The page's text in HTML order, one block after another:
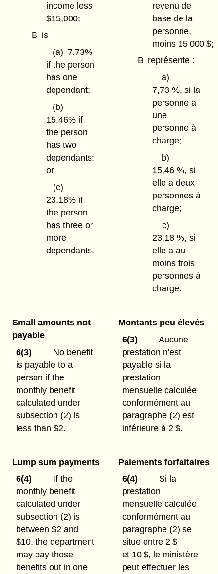
income less
$15,000;
B is
(a) 7.73%
if the person
has one
dependant;
(b)
15.46% if
the person
has two
dependants;
or
(c)
23.18% if
the person
has three or
more
dependants.
revenu de
base de la
personne,
moins 15 000 $;
B représente :
a)
7,73 %, si la
personne a
une
personne à
charge;
b)
15,46 %, si
elle a deux
personnes à
charge;
c)
23,18 %, si
elle a au
moins trois
personnes à
charge.
Small amounts not
payable
6(3)
No benefit
is payable to a
person if the
monthly benefit
calculated under
subsection (2) is
less than $2.
Montants peu élevés
6(3)
Aucune
prestation n'est
payable si la
prestation
mensuelle calculée
conformément au
paragraphe (2) est
inférieure à 2 $.
Lump sum payments
6(4)
If the
monthly benefit
calculated under
subsection (2) is
between $2 and
$10, the department
may pay those
benefits out in one
Paiements forfaitaires
6(4)
Si la
prestation
mensuelle calculée
conformément au
paragraphe (2) se
situe entre 2 $
et 10 $, le ministère
peut effectuer les